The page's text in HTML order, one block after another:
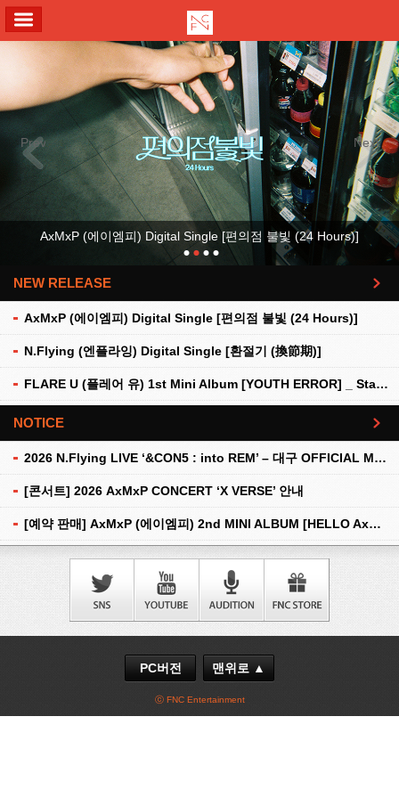
Previous Next
AxMxP (에이엠피) Digital Single [편의점 불빛 (24 Hours)]
NEW RELEASE
AxMxP (에이엠피) Digital Single [편의점 불빛 (24 Hours)]
N.Flying (엔플라잉) Digital Single [환절기 (換節期)]
FLARE U (플레어 유) 1st Mini Album [YOUTH ERROR] _ Stationery Kit Ver.
더보기
NOTICE
2026 N.Flying LIVE ‘&CON5 : into REM’ – 대구 OFFICIAL MD 현장 판매 안내
[콘서트] 2026 AxMxP CONCERT ‘X VERSE’ 안내
[예약 판매] AxMxP (에이엠피) 2nd MINI ALBUM [HELLO AxMxP] 예약 판매 안내
더보기
PC버전 맨위로 ▲
ⓒ FNC Entertainment